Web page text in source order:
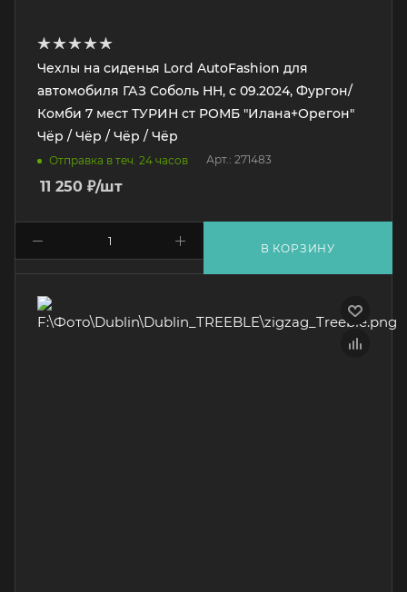
Чехлы на сиденья Lord AutoFashion для
автомобиля ГАЗ Соболь НН, с 09.2024, Фургон/
Комби 7 мест ТУРИН ст РОМБ "Илана+Орегон"
Чёр / Чёр / Чёр / Чёр
Отправка в теч. 24 часов Арт.: 271483
11 250 ₽/шт
В КОРЗИНУ